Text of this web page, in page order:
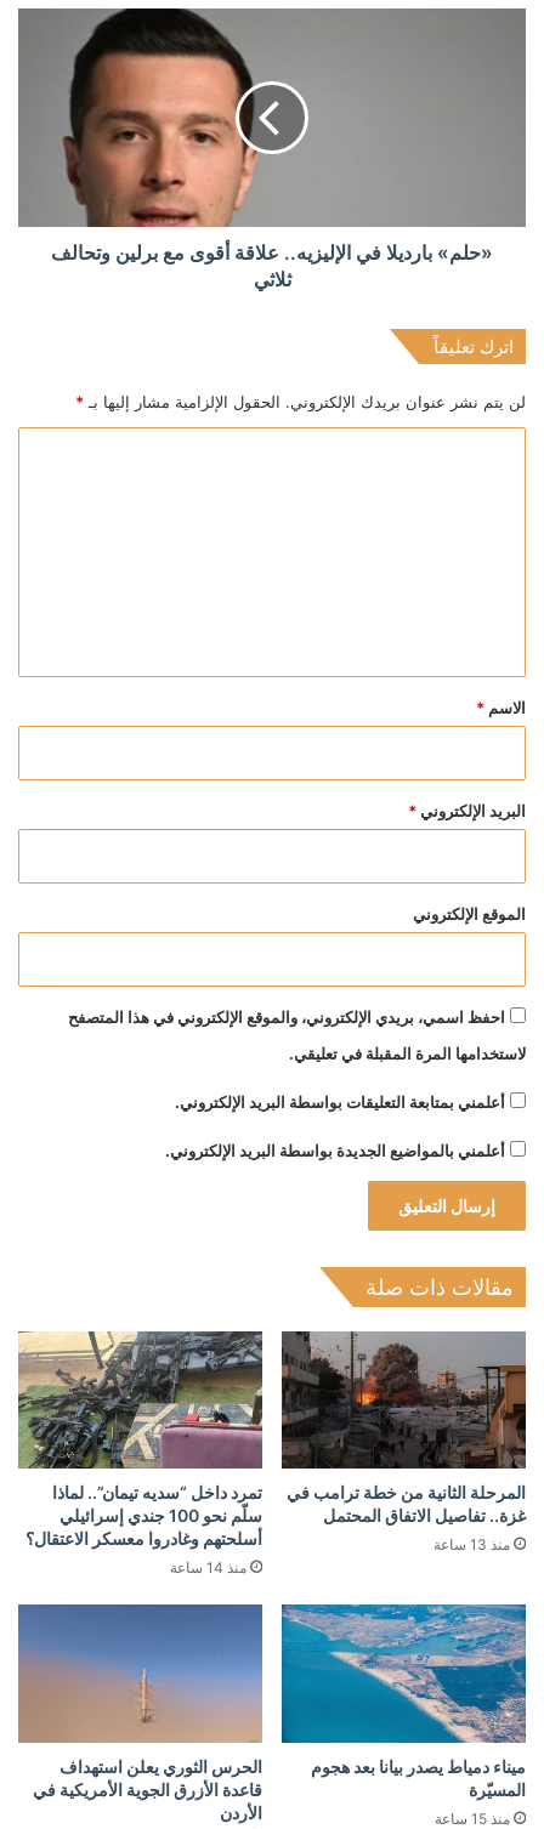
«حلم» بارديلا في الإليزيه.. علاقة أقوى مع برلين وتحالف
ثلاثي
اترك تعليقاً
لن يتم نشر عنوان بريدك الإلكتروني. الحقول الإلزامية مشار إليها بـ *
*
الاسم *
البريد الإلكتروني *
الموقع الإلكتروني
احفظ اسمي، بريدي الإلكتروني، والموقع الإلكتروني في هذا المتصفح
لاستخدامها المرة المقبلة في تعليقي.
أعلمني بمتابعة التعليقات بواسطة البريد الإلكتروني.
أعلمني بالمواضيع الجديدة بواسطة البريد الإلكتروني.
مقالات ذات صلة
المرحلة الثانية من خطة ترامب في
غزة.. تفاصيل الاتفاق المحتمل
منذ 13 ساعة
تمرد داخل “سديه تيمان”.. لماذا
سلّم نحو 100 جندي إسرائيلي
أسلحتهم وغادروا معسكر الاعتقال؟
منذ 14 ساعة
ميناء دمياط يصدر بيانا بعد هجوم
المسيّرة
منذ 15 ساعة
الحرس الثوري يعلن استهداف
قاعدة الأزرق الجوية الأمريكية في
الأردن